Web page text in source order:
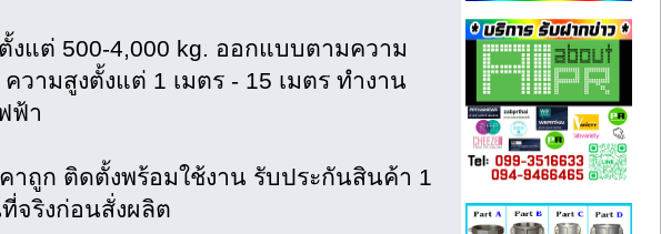
ต่ 500-4,000 kg. ออกแบบตามความ
ามสูงตั้งแต่ 1 เมตร - 15 เมตร ทำงาน
ฟ้า
าถูก ติดตั้งพร้อมใช้งาน รับประกันสินค้า 1
จริงก่อนสั่งผลิต